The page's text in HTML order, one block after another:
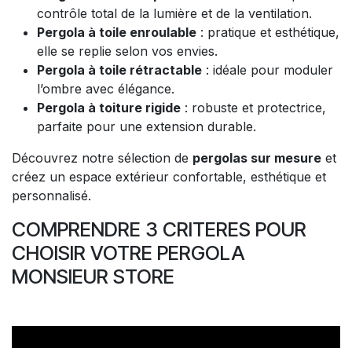
contrôle total de la lumière et de la ventilation.
Pergola à toile enroulable : pratique et esthétique,
elle se replie selon vos envies.
Pergola à toile rétractable : idéale pour moduler
l’ombre avec élégance.
Pergola à toiture rigide : robuste et protectrice,
parfaite pour une extension durable.
Découvrez notre sélection de pergolas sur mesure et
créez un espace extérieur confortable, esthétique et
personnalisé.
COMPRENDRE 3 CRITERES POUR
CHOISIR VOTRE PERGOLA
MONSIEUR STORE